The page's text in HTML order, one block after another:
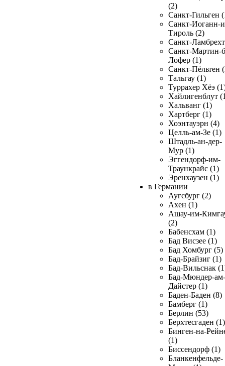
(2)
Санкт-Гильген
Санкт-Иоганн-
Тироль (2)
Санкт-
Санкт-Мартин-
Лофер (1)
Санкт-Пёльтен
Тальгау (1)
Туррахер Хёэ
Хайлигенблут
Хальванг (1)
Хартберг (1)
Хоэнтауэрн (4)
Целль-ам-Зе (1)
Штадль-ан-дер-
Мур (1)
Эггендорф-им-
Траункрайс (1)
Эренхаузен (1)
в Германии
Аугсбург (2)
Ахен (1)
Ашау-им-
(2)
Бабенсхам (1)
Бад Висзее (1)
Бад Хомбург (5)
Бад-Брайзиг (1)
Бад-Вильснак
Бад-Мюндер-ам-
Дайстер (1)
Баден-Баден (8)
Бамберг (1)
Берлин (53)
Берхтесгаден (1)
Бинген-на-
(1)
Биссендорф (1)
Бланкенфельде-